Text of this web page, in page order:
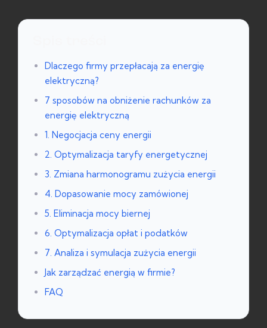
Dlaczego firmy przepłacają za energię
elektryczną?
7 sposobów na obniżenie rachunków za
energię elektryczną
1. Negocjacja ceny energii
2. Optymalizacja taryfy energetycznej
3. Zmiana harmonogramu zużycia energii
4. Dopasowanie mocy zamówionej
5. Eliminacja mocy biernej
6. Optymalizacja opłat i podatków
7. Analiza i symulacja zużycia energii
Jak zarządzać energią w firmie?
FAQ